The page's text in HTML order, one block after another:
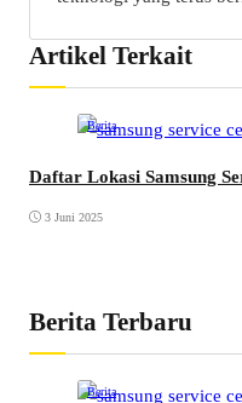
Artikel Terkait
Berita
Daftar Lokasi Samsung
3 Juni 2025
Berita Terbaru
Berita